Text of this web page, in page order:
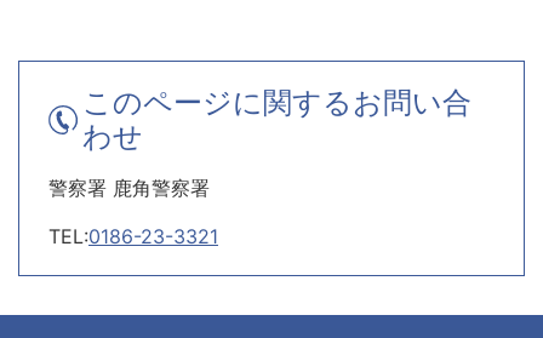
このページに関するお問い合
わせ
警察署 鹿角警察署
TEL:0186-23-3321